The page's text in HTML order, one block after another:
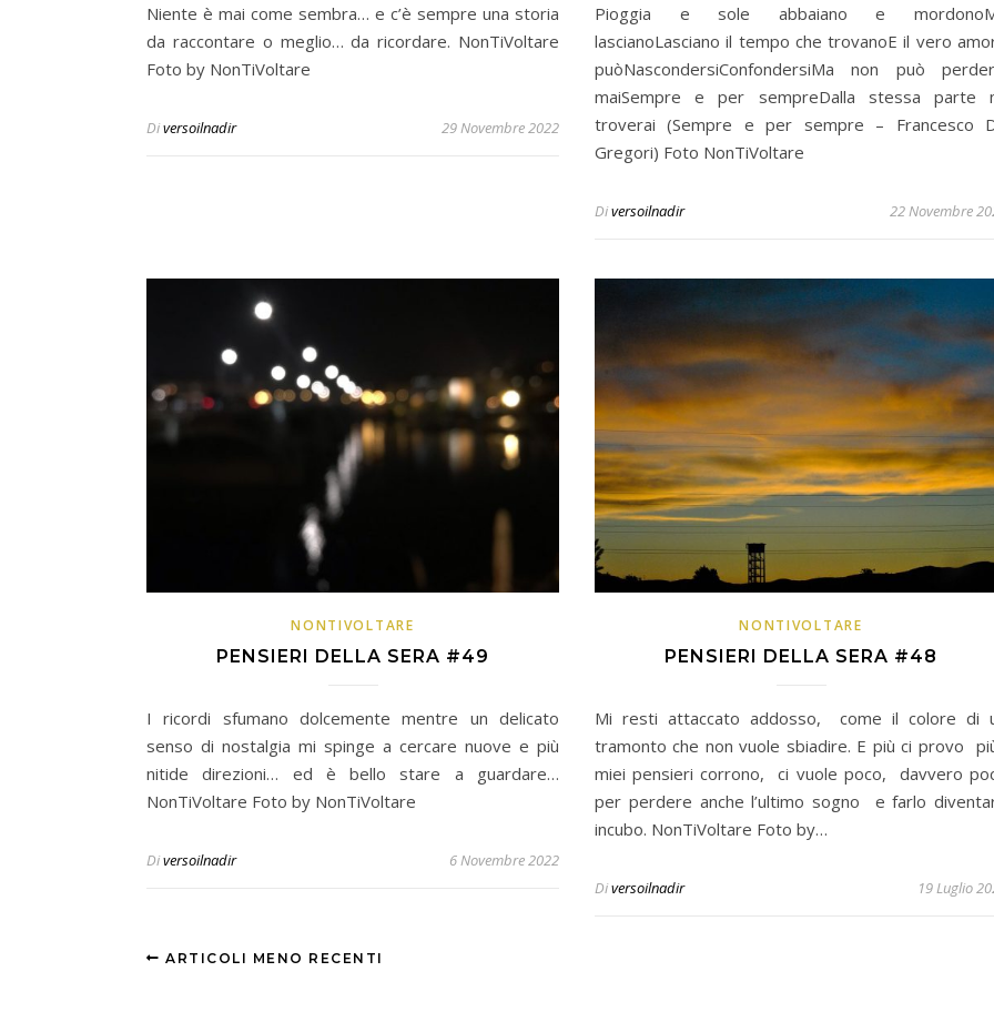
Niente è mai come sembra… e c’è sempre una storia
da raccontare o meglio… da ricordare. NonTiVoltare
Foto by NonTiVoltare
Diversoilnadir 29 Novembre 2022
Pioggia e sole abbaiano e
lascianoLasciano il tempo che trovanoE il vero
puòNascondersiConfondersiMa non può
maiSempre e per sempreDalla stessa parte
troverai (Sempre e per sempre – Francesco
Gregori) Foto NonTiVoltare
Diversoilnadir 22 Novembre
NONTIVOLTARE
PENSIERI DELLA SERA #49
I ricordi sfumano dolcemente mentre un delicato
senso di nostalgia mi spinge a cercare nuove e più
nitide direzioni… ed è bello stare a guardare…
NonTiVoltare Foto by NonTiVoltare
Diversoilnadir 6 Novembre 2022
NONTIVOLTARE
PENSIERI DELLA SERA #48
Mi resti attaccato addosso, come il colore di
tramonto che non vuole sbiadire. E più ci provo
miei pensieri corrono, ci vuole poco, davvero
per perdere anche l’ultimo sogno e farlo
incubo. NonTiVoltare Foto by…
Diversoilnadir 19 Luglio
ARTICOLI MENO RECENTI